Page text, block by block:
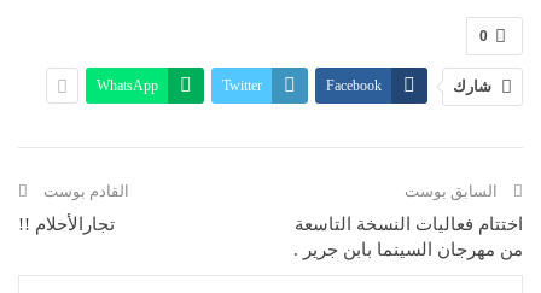
0
شارك Facebook
Twitter
WhatsApp
السابق بوست
اختتام فعاليات النسخة التاسعة
من مهرجان السينما بابن جرير .
القادم بوست
تجارالأحلام !!